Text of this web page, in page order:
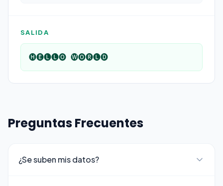
SALIDA
🅗🅔🅛🅛🅞 🅦🅞🅡🅛🅓
Preguntas Frecuentes
¿Se suben mis datos?